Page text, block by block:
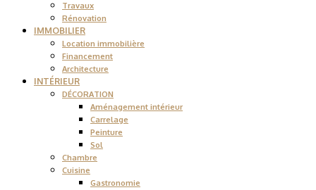
Travaux
Rénovation
IMMOBILIER
Location immobilière
Financement
Architecture
INTÉRIEUR
DÉCORATION
Aménagement intérieur
Carrelage
Peinture
Sol
Chambre
Cuisine
Gastronomie